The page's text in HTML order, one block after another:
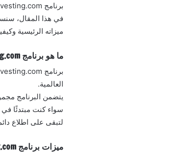
برنامج Investing.com هو واحد من أبرز الأدوات التي توفر للمستثمرين معلومات شاملة وموثوقة حول الأسواق المالية.
ميزاته الرئيسية
ما هو برنامج Investing.com ؟
العالمية.
يتضمن البرنامج
لتبقى على اطلاع
ميزات برنامج Investing.com